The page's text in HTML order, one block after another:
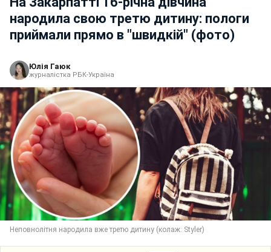
народила свою третю дитину: пологи
приймали прямо в "швидкій" (фото)
Юлія Гаюк
журналістка РБК-Україна
Неповнолітня народила вже третю дитину (колаж: Styler)